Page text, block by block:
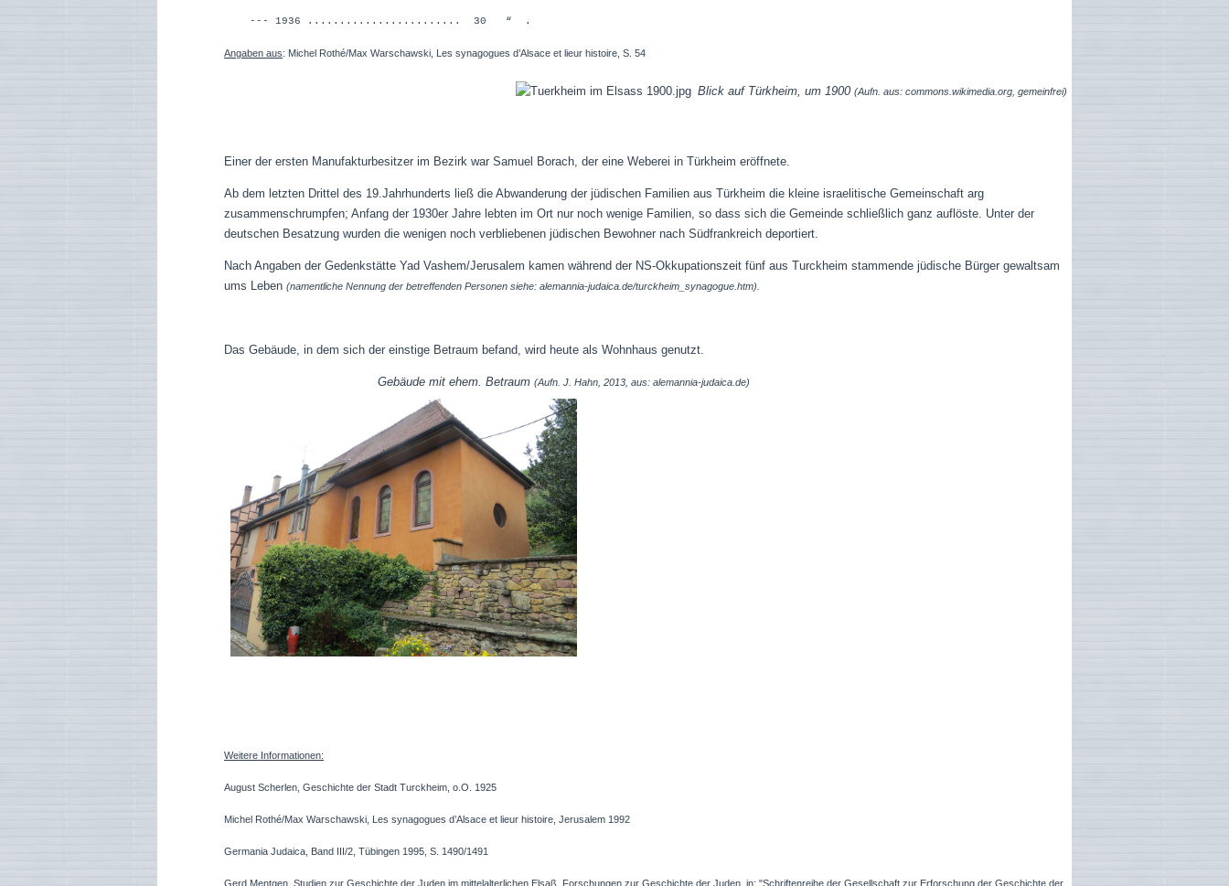
--- 1936 ........................ 30 “ .
Angaben aus: Michel Rothé/Max Warschawski, Les synagogues d’Alsace et lieur histoire, S. 54
Blick auf Türkheim, um 1900 (Aufn. aus: commons.wikimedia.org, gemeinfrei)
Einer der ersten Manufakturbesitzer im Bezirk war Samuel Borach, der eine Weberei in Türkheim eröffnete.
Ab dem letzten Drittel des 19.Jahrhunderts ließ die Abwanderung der jüdischen Familien aus Türkheim die kleine israelitische Gemeinschaft arg
zusammenschrumpfen; Anfang der 1930er Jahre lebten im Ort nur noch wenige Familien, so dass sich die Gemeinde schließlich ganz auflöste. Unter der
deutschen Besatzung wurden die wenigen noch verbliebenen jüdischen Bewohner nach Südfrankreich deportiert.
Nach Angaben der Gedenkstätte Yad Vashem/Jerusalem kamen während der NS-Okkupationszeit fünf aus Turckheim stammende jüdische Bürger gewaltsam
ums Leben(namentliche Nennung der betreffenden Personen siehe: alemannia-judaica.de/turckheim_synagogue.htm).
Das Gebäude, in dem sich der einstige Betraum befand, wird heute als Wohnhaus genutzt.
Gebäude mit ehem. Betraum(Aufn. J. Hahn, 2013, aus: alemannia-judaica.de)
Weitere Informationen:
August Scherlen, Geschichte der Stadt Turckheim, o.O. 1925
Michel Rothé/Max Warschawski, Les synagogues d’Alsace et lieur histoire, Jerusalem 1992
Germania Judaica, Band III/2, Tübingen 1995, S. 1490/1491
Gerd Mentgen, Studien zur Geschichte der Juden im mittelalterlichen Elsaß. Forschungen zur Geschichte der Juden, in: "Schriftenreihe der Gesellschaft zur Erforschung der Geschichte der